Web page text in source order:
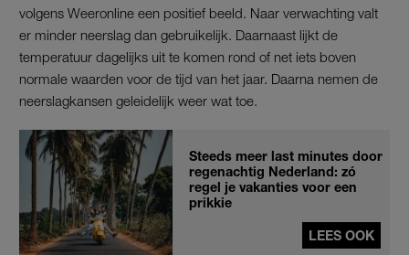
volgens Weeronline een positief beeld. Naar verwachting valt
er minder neerslag dan gebruikelijk. Daarnaast lijkt de
temperatuur dagelijks uit te komen rond of net iets boven
normale waarden voor de tijd van het jaar. Daarna nemen de
neerslagkansen geleidelijk weer wat toe.
Steeds meer last minutes door
regenachtig Nederland: zó
regel je vakanties voor een
prikkie
LEES OOK